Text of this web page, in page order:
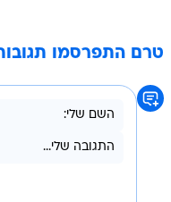
טרם התפרסמו